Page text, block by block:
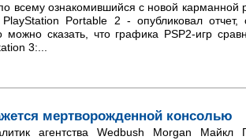
всему ознакомившийся с новой карманной
Portable 2 - опубликовал отчет,
можно сказать, что графика PSP2-игр
3:...
мертворожденной консолью
агентства Wedbush Morgan Майкл